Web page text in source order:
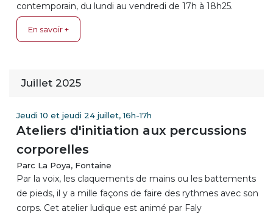
contemporain, du lundi au vendredi de 17h à 18h25.
En savoir +
Juillet 2025
Jeudi 10 et jeudi 24 juillet, 16h-17h
Ateliers d'initiation aux percussions
corporelles
Parc La Poya, Fontaine
Par la voix, les claquements de mains ou les battements
de pieds, il y a mille façons de faire des rythmes avec son
corps. Cet atelier ludique est animé par Faly